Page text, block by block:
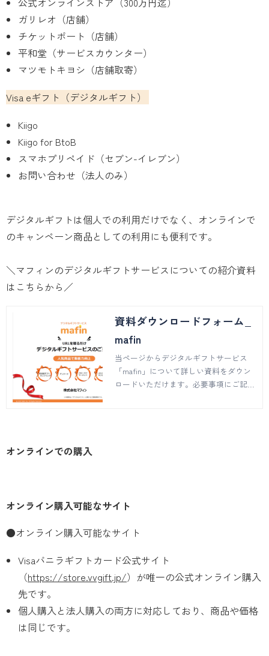
ガリレオ（店舗）
チケットポート（店舗）
平和堂（サービスカウンター）
マツモトキヨシ（店舗取寄）
Visa eギフト（デジタルギフト）
Kiigo
Kiigo for BtoB
スマホプリペイド（セブン-イレブン）
お問い合わせ（法人のみ）
デジタルギフトは個人での利用だけでなく、オンラインで
のキャンペーン商品としての利用にも便利です。
＼マフィンのデジタルギフトサービスについての紹介資料
はこちらから／
資料ダウンロードフォーム_
mafin
当ページからデジタルギフトサービス
「mafin」について詳しい資料をダウン
ロードいただけます。必要事項にご記入
オンラインでの購入
オンライン購入可能なサイト
●オンライン購入可能なサイト
Visaバニラギフトカード公式サイト
（https://store.vvgift.jp/）が唯一の公式オンライン購入
先です。
個人購入と法人購入の両方に対応しており、商品や価格
は同じです。